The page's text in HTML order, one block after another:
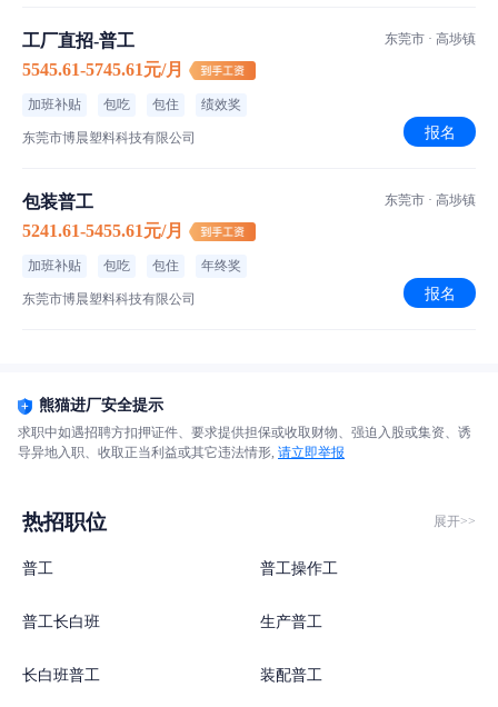
工厂直招-普工
5545.61-5745.61元/月
加班补贴 包吃 包住 绩效奖
东莞市博晨塑料科技有限公司
东莞市 · 高埗镇
报名
包装普工
5241.61-5455.61元/月
加班补贴 包吃 包住 年终奖
东莞市博晨塑料科技有限公司
东莞市 · 高埗镇
报名
熊猫进厂安全提示
求职中如遇招聘方扣押证件、要求提供担保或收取财物、强迫入股或集资、诱
导异地入职、收取正当利益或其它违法情形, 请立即举报
热招职位 展开>>
普工 普工操作工
普工长白班 生产普工
长白班普工 装配普工